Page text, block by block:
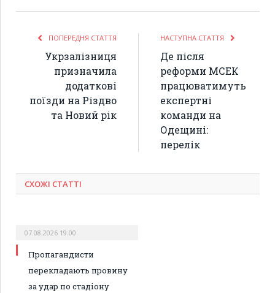
ПОПЕРЕДНЯ СТАТТЯ
Укрзалізниця
призначила
додаткові
поїзди на Різдво
та Новий рік
НАСТУПНА СТАТТЯ
Де після
реформи МСЕК
працюватимуть
експертні
команди на
Одещині:
перелік
СХОЖІ СТАТТІ
07.08.2026 19:00
Пропагандисти
перекладають провину
за удар по стадіону